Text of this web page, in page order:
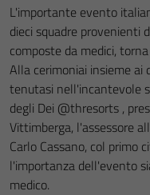
L'importante evento
dieci squadre
composte da medici,
Alla cerimoniai insieme ai
tenutasi nell'incantevole
degli Dei @thresorts ,
Vittimberga, l'assessore
Carlo Cassano, col
l'importanza dell'evento
medico.